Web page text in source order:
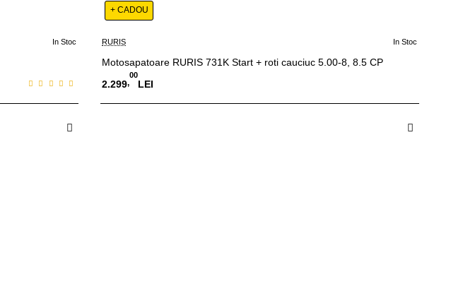
-15%
In Stoc
+ CADOU
RURIS In Stoc
Motosapatoare RURIS 731K Start + roti cauciuc 5.00-8, 8.5 CP
2.299,
00
LEI